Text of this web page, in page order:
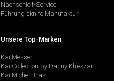
Nachschleif-Service
Führung sknife Manufaktur
Unsere Top-Marken
Kai Messer
Kai Collection by Danny Khezzar
Kai Michel Bras